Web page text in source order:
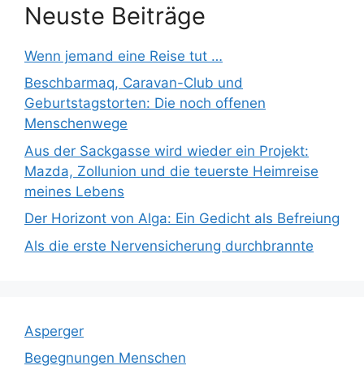
Neuste Beiträge
Wenn jemand eine Reise tut …
Beschbarmaq, Caravan-Club und
Geburtstagstorten: Die noch offenen
Menschenwege
Aus der Sackgasse wird wieder ein Projekt:
Mazda, Zollunion und die teuerste Heimreise
meines Lebens
Der Horizont von Alga: Ein Gedicht als Befreiung
Als die erste Nervensicherung durchbrannte
Asperger
Begegnungen Menschen